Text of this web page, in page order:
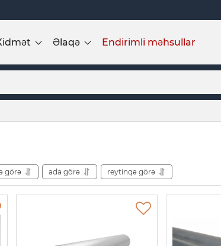
Əlaqə Endirimli məhsullar
görə ada görə reytinqə görə